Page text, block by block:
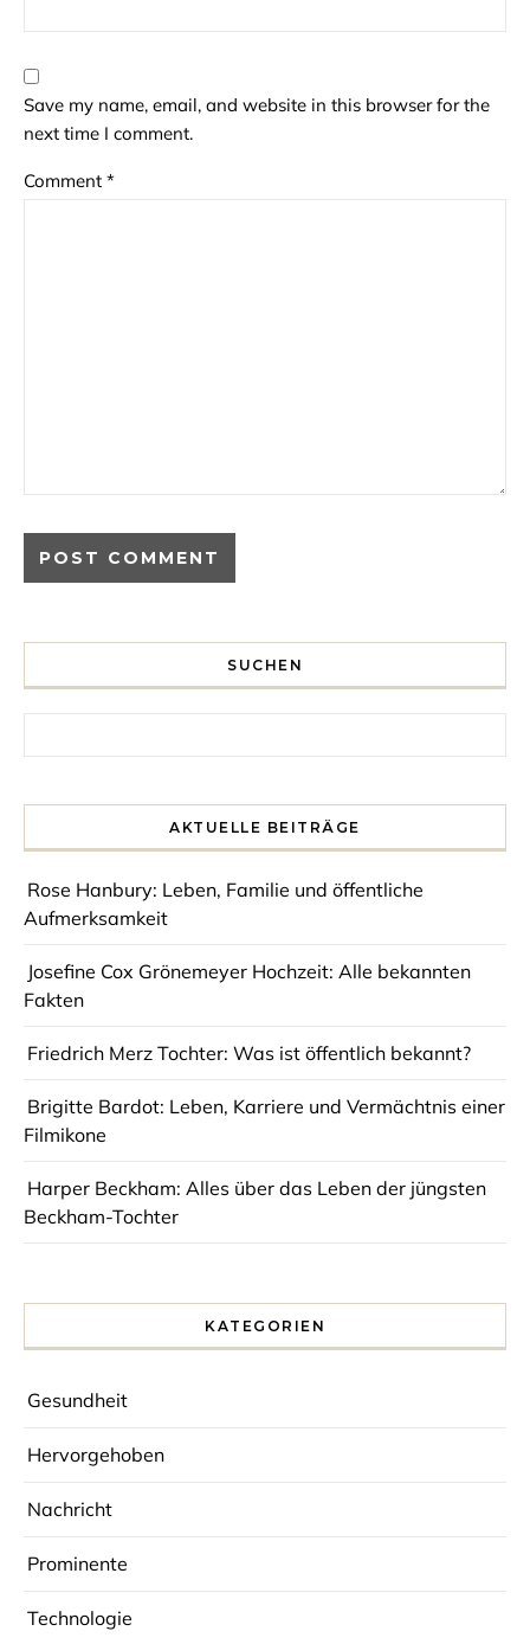
Save my name, email, and website in this browser for the
next time I comment.
Comment *
SUCHEN
AKTUELLE BEITRÄGE
Rose Hanbury: Leben, Familie und öffentliche
Aufmerksamkeit
Josefine Cox Grönemeyer Hochzeit: Alle bekannten
Fakten
Friedrich Merz Tochter: Was ist öffentlich bekannt?
Brigitte Bardot: Leben, Karriere und Vermächtnis einer
Filmikone
Harper Beckham: Alles über das Leben der jüngsten
Beckham-Tochter
KATEGORIEN
Gesundheit
Hervorgehoben
Nachricht
Prominente
Technologie